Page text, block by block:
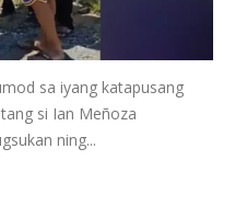
sa iyang katapusang
si Ian Meñoza
ning...